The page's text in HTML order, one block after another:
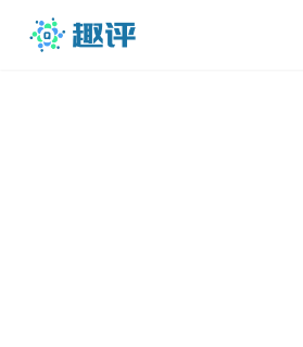
趣评